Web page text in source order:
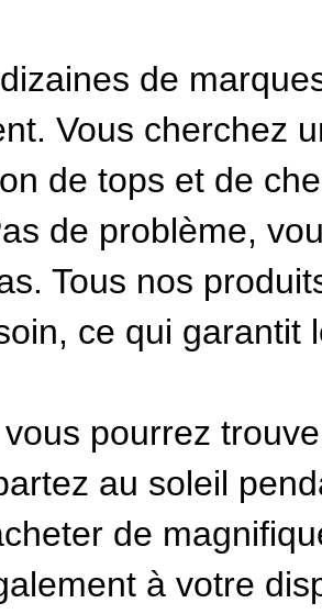
de
Vous cherchez
de tops et de
de problème,
Tous nos
ce qui garantit
pourrez
au soleil
de
à votre